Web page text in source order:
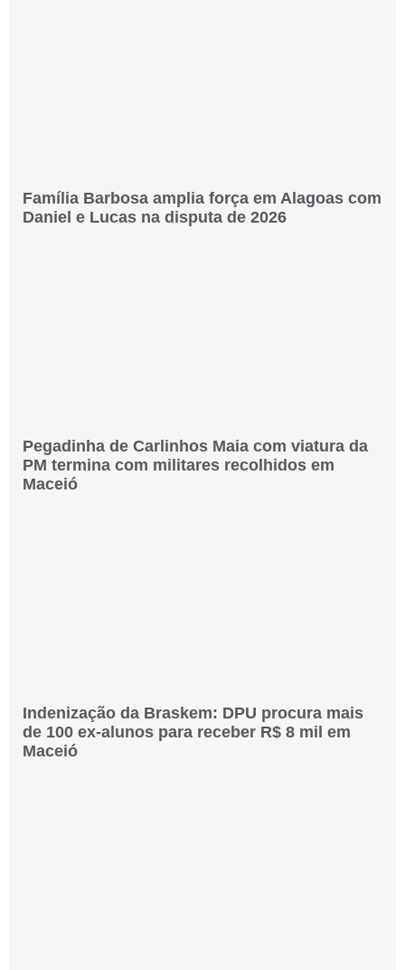
Família Barbosa amplia força em Alagoas com
Daniel e Lucas na disputa de 2026
Pegadinha de Carlinhos Maia com viatura da
PM termina com militares recolhidos em
Maceió
Indenização da Braskem: DPU procura mais
de 100 ex-alunos para receber R$ 8 mil em
Maceió